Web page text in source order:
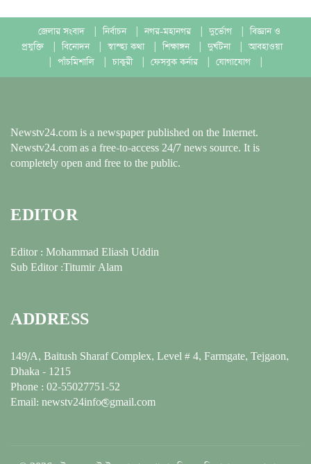
জেলার সংবাদ নির্বাচন নগর-মহানগর দুর্ভোগ
বিজ্ঞান ও
প্রযুক্তি
বিনোদন স্বাস্হ্য কথা শিক্ষাঙ্গন দুর্ঘটনা
আবহাওয়া
পাঁচমিশালি চাকুরী ফেসবুক কর্নার যোগাযোগ
Newstv24.com is a newspaper published on the Internet.
Newstv24.com as a free-to-access 24/7 news source. It is
completely open and free to the public.
EDITOR
Editor : Mohammad Eliash Uddin
Sub Editor :Titumir Alam
ADDRESS
149/A, Baitush Sharaf Complex, Level # 4, Farmgate, Tejgaon,
Dhaka - 1215
Phone : 02-55027751-52
Email: newstv24info@gmail.com